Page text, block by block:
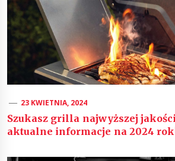
23 KWIETNIA, 2024
Szukasz grilla najwyższej
aktualne informacje na 2024